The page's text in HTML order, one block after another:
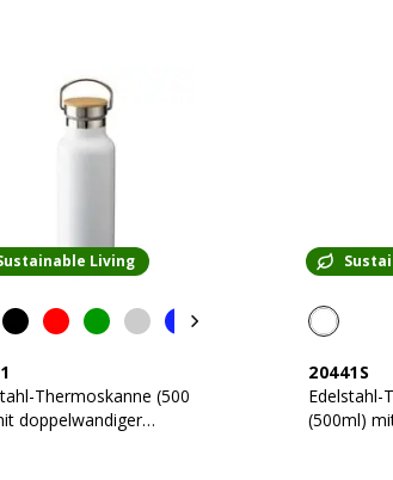
Living
Thermoskanne (500
doppelwandiger
20441S
Edelstahl-
(500ml)